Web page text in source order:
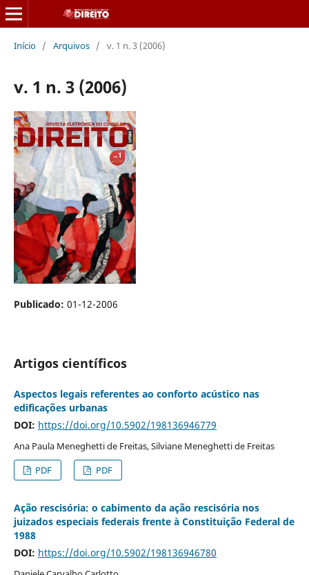
Início / Arquivos / v. 1 n. 3 (2006)
v. 1 n. 3 (2006)
Publicado: 01-12-2006
Artigos científicos
Aspectos legais referentes ao conforto acústico nas
edificações urbanas
DOI: https://doi.org/10.5902/198136946779
Ana Paula Meneghetti de Freitas, Silviane Meneghetti de Freitas
PDF
PDF
Ação rescisória: o cabimento da ação rescisória nos
juizados especiais federais frente à Constituição Federal de
1988
DOI: https://doi.org/10.5902/198136946780